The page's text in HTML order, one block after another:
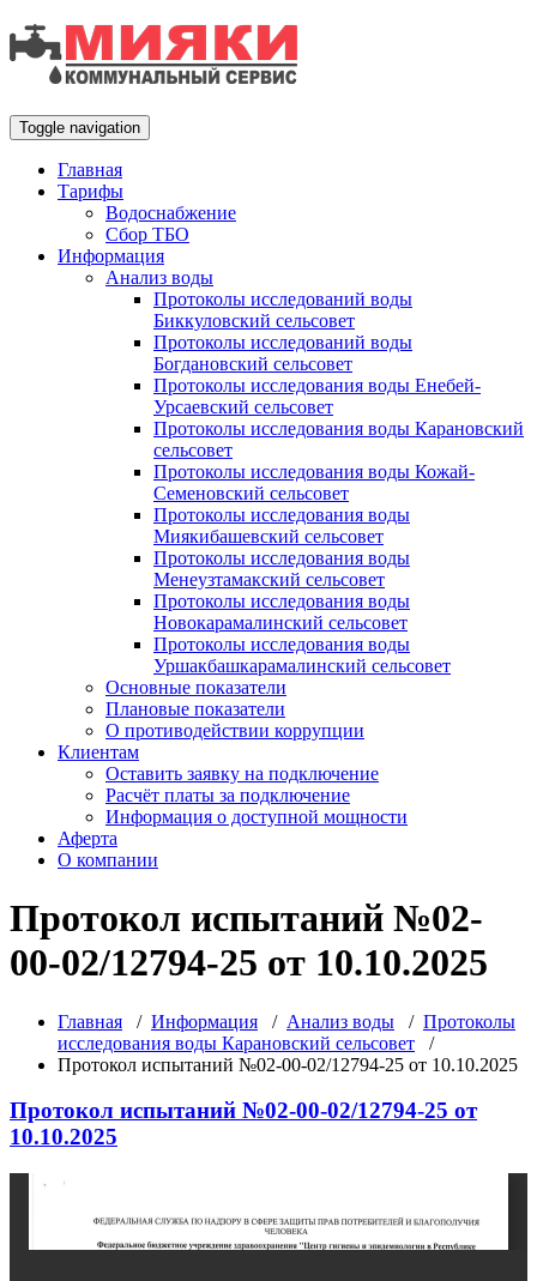
Toggle navigation
Главная
Тарифы
Водоснабжение
Сбор ТБО
Информация
Анализ воды
Протоколы исследований воды
Биккуловский сельсовет
Протоколы исследований воды
Богдановский сельсовет
Протоколы исследования воды Енебей-
Урсаевский сельсовет
Протоколы исследования воды Карановский
сельсовет
Протоколы исследования воды Кожай-
Семеновский сельсовет
Протоколы исследования воды
Миякибашевский сельсовет
Протоколы исследования воды
Менеузтамакский сельсовет
Протоколы исследования воды
Новокарамалинский сельсовет
Протоколы исследования воды
Уршакбашкарамалинский сельсовет
Основные показатели
Плановые показатели
О противодействии коррупции
Клиентам
Оставить заявку на подключение
Расчёт платы за подключение
Информация о доступной мощности
Аферта
О компании
Протокол испытаний №02-
00-02/12794-25 от 10.10.2025
Главная / Информация / Анализ воды / Протоколы
исследования воды Карановский сельсовет /
Протокол испытаний №02-00-02/12794-25 от 10.10.2025
Протокол испытаний №02-00-02/12794-25 от
10.10.2025